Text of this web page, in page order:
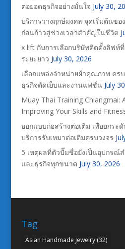
ต่อยอดธุรกิจอย่างมั่นใจ July 30,
บริการวางฤกษ์มงคล จุดเริ่มต้นขอ
ก่อนก้าวสู่ช่วงเวลาสำคัญในชีวิต
x lift กับการเลือกบริษัทติดตั้งลิฟท์
ระยะยาว July 30, 2026
เลือกแหล่งจำหน่ายผ้าคุณภาพ คร
ธุรกิจตัดเย็บและงานแฟชั่น July
Muay Thai Training Chiangmai:
Improving Your Skills and
ออกแบบก่อสร้างต่อเติม เพื่อยกระ
บริการรับเหมาต่อเติมครบวงจร
5 เหตุผลที่ตัวปั๊มชื่อยังเป็นอุปกรณ์
และธุรกิจทุกขนาด July 30, 2026
Tag
Asian Handmade Jewelry(32)